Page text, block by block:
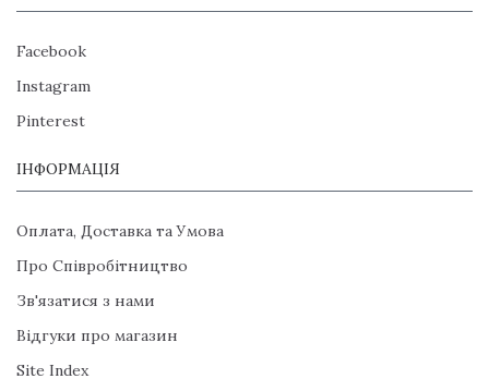
Facebook
Instagram
Pinterest
ІНФОРМАЦІЯ
Оплата, Доставка та Умова
Про Співробітництво
Зв'язатися з нами
Відгуки про магазин
Site Index